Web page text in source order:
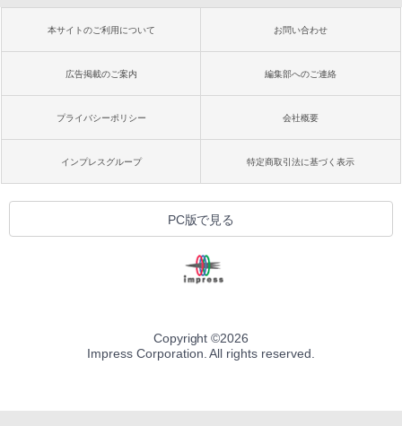
本サイトのご利用について お問い合わせ
広告掲載のご案内 編集部へのご連絡
プライバシーポリシー 会社概要
インプレスグループ 特定商取引法に基づく表示
PC版で見る
Copyright ©2026
Impress Corporation. All rights reserved.